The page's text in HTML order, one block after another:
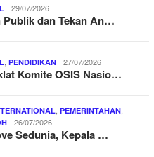
29/07/2026
Publik dan Tekan An…
, PENDIDIKAN 27/07/2026
Komite OSIS Nasio…
, PEMERINTAHAN,
26/07/2026
Sedunia, Kepala …